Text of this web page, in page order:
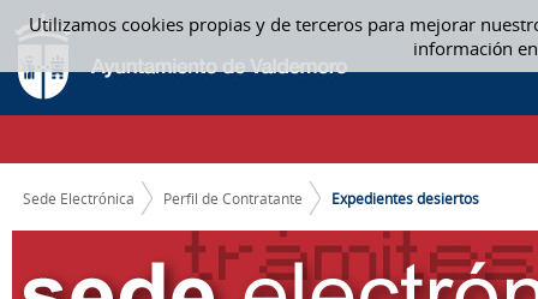
Utilizamos cookies propias y de terceros para mejorar
información
Saltar al contenido
EXPEDIENTES DESIERTOS
CAMINO DE MIGAS
Sede Electrónica Perfil de Contratante Expedientes desiertos